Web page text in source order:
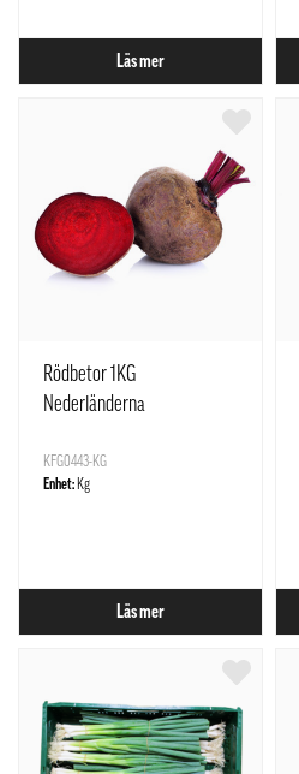
Läs mer
Rödbetor 1KG
Nederländerna
KFG0443-KG
Enhet: Kg
Läs mer